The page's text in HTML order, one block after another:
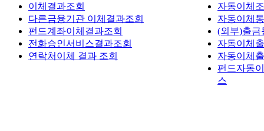
이체결과조회
다른금융기관 이체결과조회
펀드계좌이체결과조회
전화승인서비스결과조회
연락처이체 결과 조회
자동이체
자동이체
(외부)출금
자동이체
자동이체
펀드자동
스